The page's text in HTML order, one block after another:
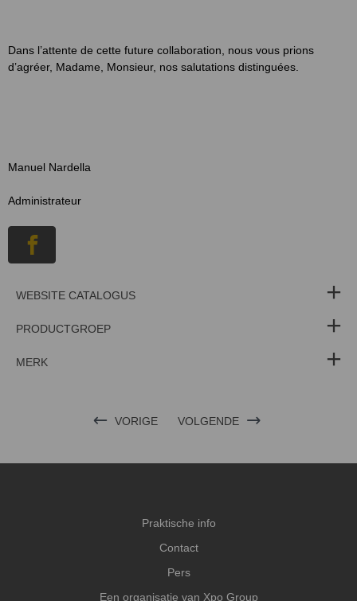
Dans l’attente de cette future collaboration, nous vous prions
d’agréer, Madame, Monsieur, nos salutations distinguées.
Manuel Nardella
Administrateur
WEBSITE CATALOGUS
PRODUCTGROEP
MERK
VORIGE VOLGENDE
Praktische info
Contact
Pers
Een organisatie van Xpo Group